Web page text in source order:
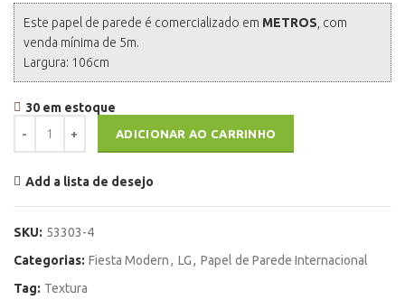
Este papel de parede é comercializado em METROS , com
venda mínima de 5m.
Largura: 106cm
30 em estoque
ADICIONAR AO CARRINHO
Add a lista de desejo
SKU: 53303-4
Categorias: Fiesta Modern, LG, Papel de Parede Internacional
Tag: Textura